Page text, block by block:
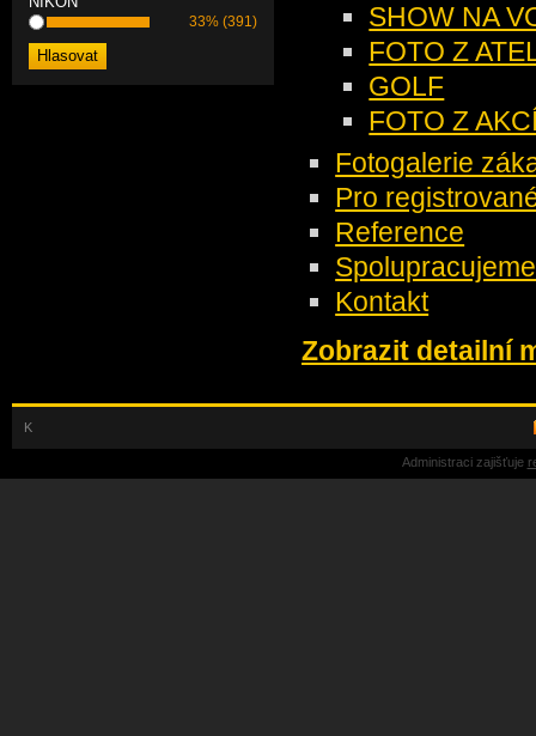
SHOW NA
FOTO Z
GOLF
FOTO Z
Fotogalerie
Pro
Reference
Kontakt
Zobrazit detailní
33% (391)
K
Administraci zajišťuje